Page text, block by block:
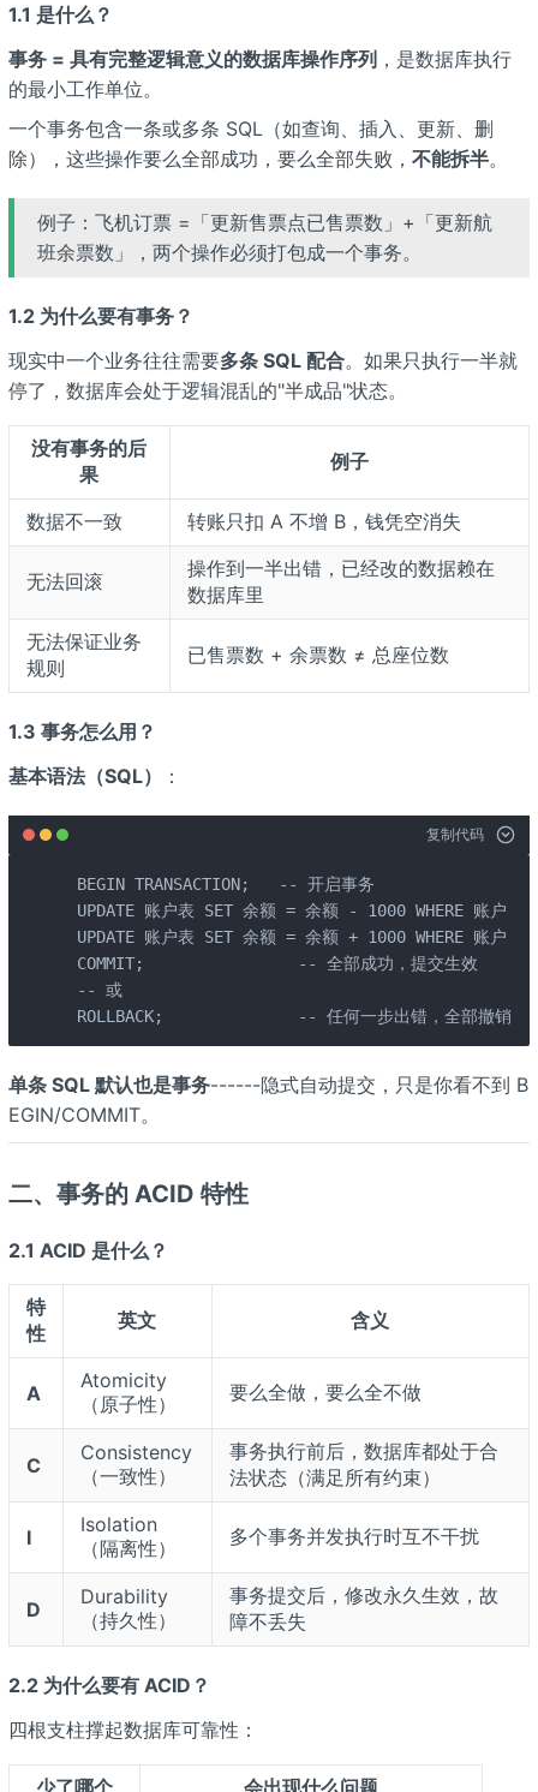
1.1 是什么？
事务 = 具有完整逻辑意义的数据库操作序列，是数据库执行
的最小工作单位。
一个事务包含一条或多条 SQL（如查询、插入、更新、删
除），这些操作要么全部成功，要么全部失败， 不能拆半。
例子：飞机订票 =「更新售票点已售票数」+「更新航
班余票数」，两个操作必须打包成一个事务。
1.2 为什么要有事务？
现实中一个业务往往需要多条 SQL 配合。如果只执行一半就
停了，数据库会处于逻辑混乱的"半成品"状态。
没有事务的后
果
例子
数据不一致 转账只扣 A 不增 B，钱凭空消失
无法回滚
操作到一半出错，已经改的数据赖在
数据库里
无法保证业务
规则
已售票数 + 余票数 ≠ 总座位数
1.3 事务怎么用？
基本语法（SQL）
：
复制代码
BEGIN TRANSACTION;   -- 开启事务
UPDATE 账户表 SET 余额 = 余额 - 1000 WHERE 账
UPDATE 账户表 SET 余额 = 余额 + 1000 WHERE 账
COMMIT;                -- 全部成功，提交生效
-- 或
ROLLBACK;              -- 任何一步出错，全部撤销
单条 SQL 默认也是事务------隐式自动提交，只是你看不到 B
EGIN/COMMIT。
二、事务的 ACID 特性
2.1 ACID 是什么？
特
性
英文 含义
A
Atomicity
（原子性）
要么全做，要么全不做
C
Consistency
（一致性）
事务执行前后，数据库都处于合
法状态（满足所有约束）
I
Isolation
（隔离性）
多个事务并发执行时互不干扰
D
Durability
（持久性）
事务提交后，修改永久生效，故
障不丢失
2.2 为什么要有 ACID？
四根支柱撑起数据库可靠性：
少了哪个 会出现什么问题